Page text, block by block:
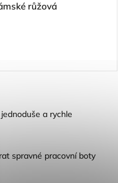
růžová
a rychle
spravné pracovní boty